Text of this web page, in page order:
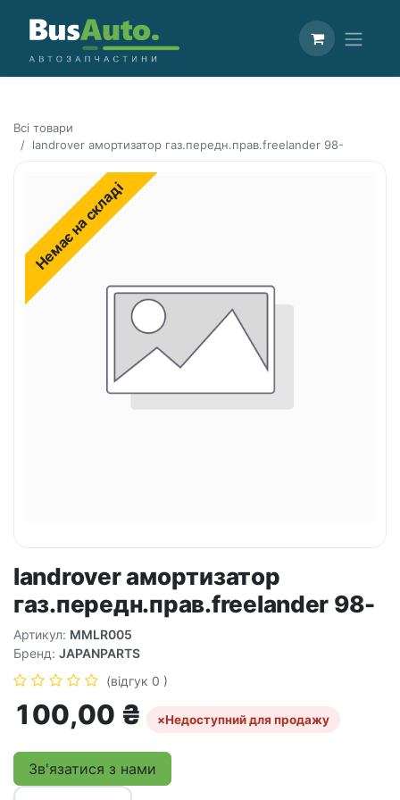
Всі товари
landrover амортизатор газ.передн.прав.freelander 98-
Немає на складі
landrover амортизатор
газ.передн.прав.freelander 98-
Артикул: MMLR005
Бренд: JAPANPARTS
(відгук 0 )
100,00 ₴ ×Недоступний для продажу
Зв'язатися з нами